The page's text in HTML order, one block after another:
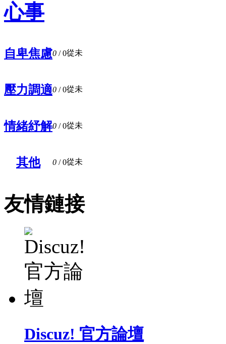
心事
自卑焦慮0 / 0從未
壓力調適0 / 0從未
情緒紓解0 / 0從未
其他 0 / 0從未
友情鏈接
Discuz! 官方論壇